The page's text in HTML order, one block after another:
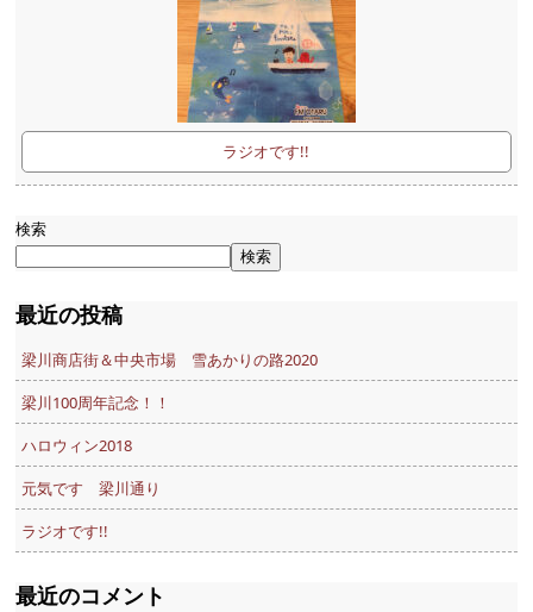
ラジオです!!
検索
検索
最近の投稿
梁川商店街＆中央市場 雪あかりの路2020
梁川100周年記念！！
ハロウィン2018
元気です 梁川通り
ラジオです!!
最近のコメント